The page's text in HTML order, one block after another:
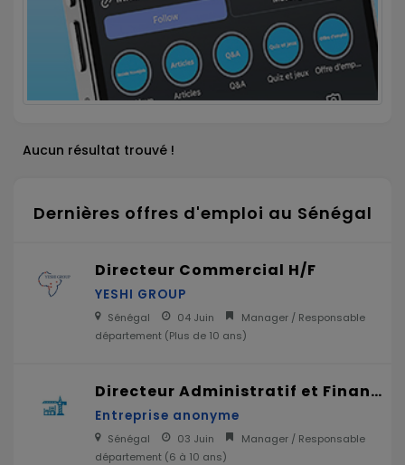
Aucun résultat trouvé !
Dernières offres d'emploi au Sénégal
Directeur Commercial H/F
YESHI GROUP
Sénégal 04 Juin
Manager / Responsable
département (Plus de 10 ans)
Directeur Administratif et Financier H/F
Entreprise anonyme
Sénégal 03 Juin
Manager / Responsable
département (6 à 10 ans)